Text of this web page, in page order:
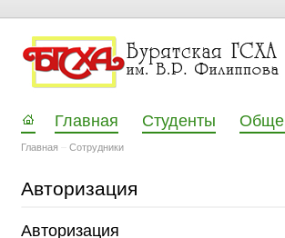
Главная Студенты
Главная Сотрудники
Авторизация
Авторизация